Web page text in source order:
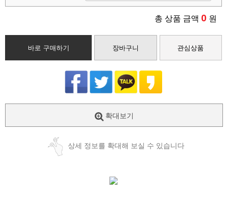
총 상품 금액 0 원
바로 구매하기 장바구니 관심상품
확대보기
상세 정보를 확대해 보실 수 있습니다